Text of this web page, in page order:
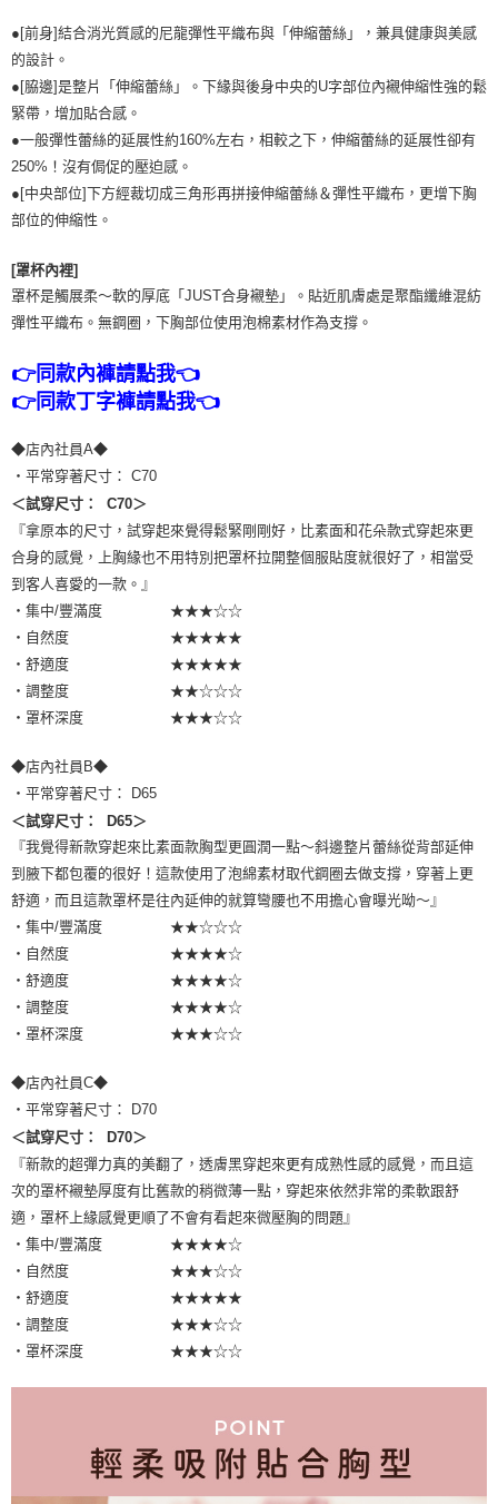
●[前身]結合消光質感的尼龍彈性平織布與「伸縮蕾絲」，兼具健康與美感
的設計。
●[脇邊]是整片「伸縮蕾絲」。下緣與後身中央的U字部位內襯伸縮性強的鬆
緊帶，增加貼合感。
●一般彈性蕾絲的延展性約160%左右，相較之下，伸縮蕾絲的延展性卻有
250%！沒有侷促的壓迫感。
●[中央部位]下方經裁切成三角形再拼接伸縮蕾絲＆彈性平織布，更增下胸
部位的伸縮性。
[罩杯內裡]
罩杯是觸展柔～軟的厚底「JUST合身襯墊」。貼近肌膚處是聚酯纖維混紡
彈性平織布。無鋼圈，下胸部位使用泡棉素材作為支撐。
👉同款內褲請點我👈
👉同款丁字褲請點我👈
◆店內社員A◆
・平常穿著尺寸： C70
＜試穿尺寸： C70＞
『拿原本的尺寸，試穿起來覺得鬆緊剛剛好，比素面和花朵款式穿起來更
合身的感覺，上胸緣也不用特別把罩杯拉開整個服貼度就很好了，相當受
到客人喜愛的一款。』
・集中/豐滿度 ★★★☆☆
・自然度 ★★★★★
・舒適度 ★★★★★
・調整度 ★★☆☆☆
・罩杯深度 ★★★☆☆
◆店內社員B◆
・平常穿著尺寸： D65
＜試穿尺寸： D65＞
『我覺得新款穿起來比素面款胸型更圓潤一點～斜邊整片蕾絲從背部延伸
到腋下都包覆的很好！這款使用了泡綿素材取代鋼圈去做支撐，穿著上更
舒適，而且這款罩杯是往內延伸的就算彎腰也不用擔心會曝光呦～』
・集中/豐滿度 ★★☆☆☆
・自然度 ★★★★☆
・舒適度 ★★★★☆
・調整度 ★★★★☆
・罩杯深度 ★★★☆☆
◆店內社員C◆
・平常穿著尺寸： D70
＜試穿尺寸： D70＞
『新款的超彈力真的美翻了，透膚黑穿起來更有成熟性感的感覺，而且這
次的罩杯襯墊厚度有比舊款的稍微薄一點，穿起來依然非常的柔軟跟舒
適，罩杯上緣感覺更順了不會有看起來微壓胸的問題』
・集中/豐滿度 ★★★★☆
・自然度 ★★★☆☆
・舒適度 ★★★★★
・調整度 ★★★☆☆
・罩杯深度 ★★★☆☆